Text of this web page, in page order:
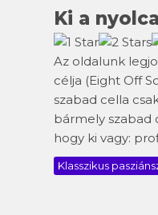
Ki a
Az oldalunk
célja (Eight Off
szabad cella
bármely szabad
hogy ki vagy:
Klasszikus